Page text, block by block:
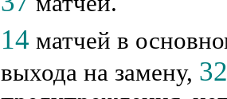
14 матчей в
выхода на замену,